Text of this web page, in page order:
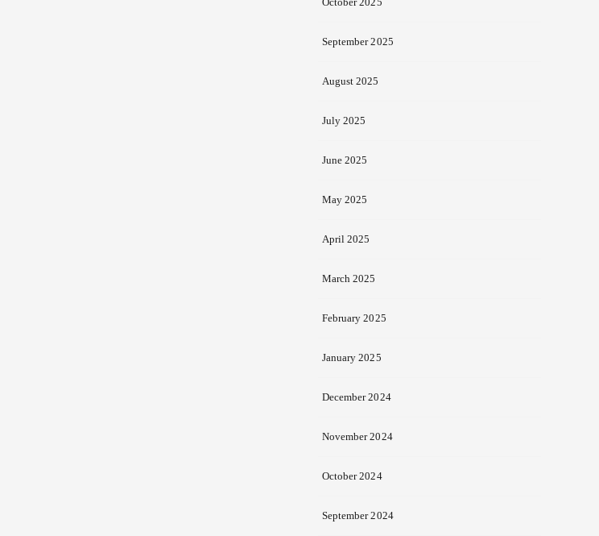
September 2025
August 2025
July 2025
June 2025
May 2025
April 2025
March 2025
February 2025
January 2025
December 2024
November 2024
October 2024
September 2024